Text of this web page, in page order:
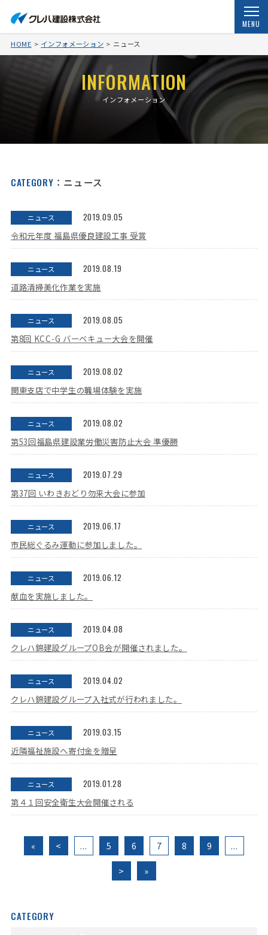
MENU
HOME インフォメーション ニュース
INFORMATION
インフォメーション
CATEGORY ：ニュース
ニュース
2019.09.05
令和元年度 福島県優良建設工事 受賞
ニュース
2019.08.19
道路清掃美化作業を実施
ニュース
2019.08.05
第8回 KCC-G バーベキュー大会を開催
ニュース
2019.08.02
関東支店で中学生の職場体験を実施
ニュース
2019.08.02
第53回福島県建設業労働災害防止大会 準優勝
ニュース
2019.07.29
第37回 いわきおどり勿来大会に参加
ニュース
2019.06.17
市民総ぐるみ運動に参加しました。
ニュース
2019.06.12
献血を実施しました。
ニュース
2019.04.08
クレハ錦建設グループOB会が開催されました。
ニュース
2019.04.02
クレハ錦建設グループ入社式が行われました。
ニュース
2019.03.15
近隣福祉施設へ寄付金を贈呈
ニュース
2019.01.28
第４１回安全衛生大会開催される
« < ... 5 6 7 8 9 ...
> »
CATEGORY